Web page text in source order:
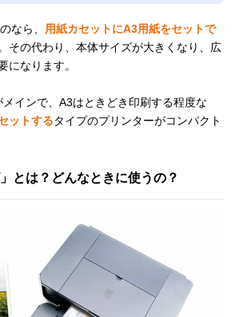
なら、 用紙カセットにA3用紙をセットで
その代わり、本体サイズが大きくなり、広
になります。
インで、A3はときどき印刷する程度な
ットするタイプのプリンターがコンパクト
とは？どんなときに使うの？